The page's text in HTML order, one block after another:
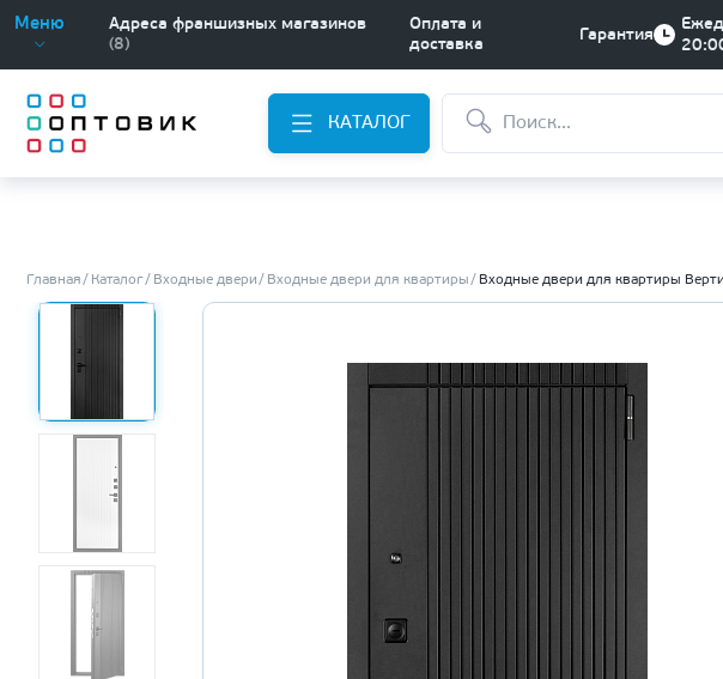
Меню
Адреса франшизных магазинов
(8)
Оплата и
доставка
Гарантия
КАТАЛОГ
Главная Каталог Входные двери Входные двери для квартиры Входные двери для квартиры